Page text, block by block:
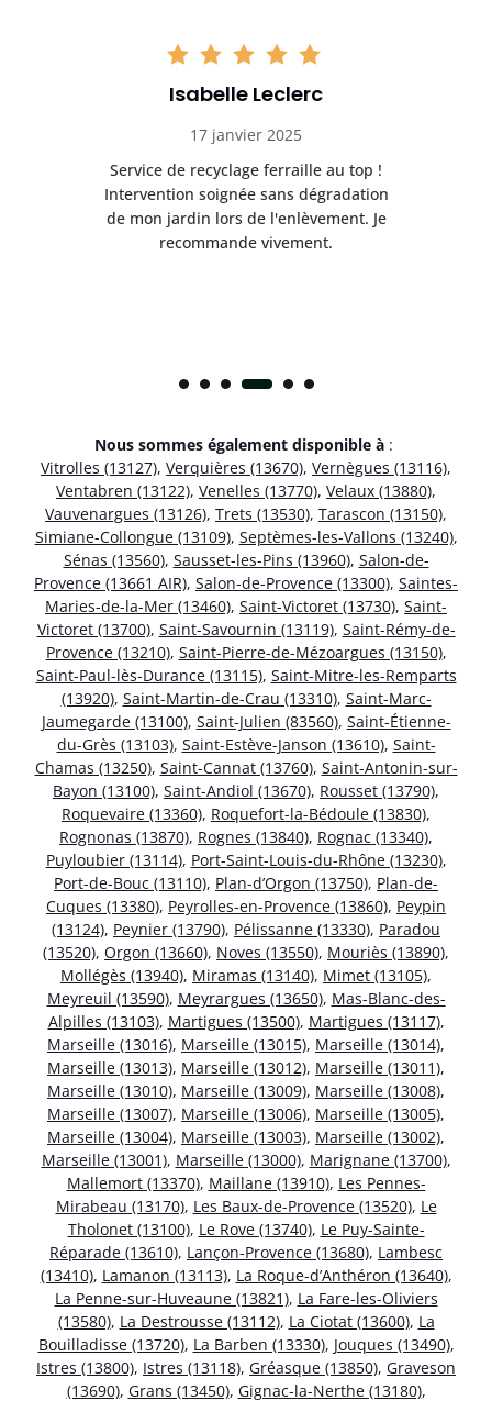
Isabelle Leclerc
17 janvier 2025
Service de recyclage ferraille au top !
Intervention soignée sans dégradation
de mon jardin lors de l'enlèvement. Je
recommande vivement.
Nous sommes également disponible à :
Vitrolles (13127), Verquières (13670), Vernègues (13116),
Ventabren (13122), Venelles (13770), Velaux (13880),
Vauvenargues (13126), Trets (13530), Tarascon (13150),
Simiane-Collongue (13109), Septèmes-les-Vallons (13240),
Sénas (13560), Sausset-les-Pins (13960), Salon-de-
Provence (13661 AIR), Salon-de-Provence (13300), Saintes-
Maries-de-la-Mer (13460), Saint-Victoret (13730), Saint-
Victoret (13700), Saint-Savournin (13119), Saint-Rémy-de-
Provence (13210), Saint-Pierre-de-Mézoargues (13150),
Saint-Paul-lès-Durance (13115), Saint-Mitre-les-Remparts
(13920), Saint-Martin-de-Crau (13310), Saint-Marc-
Jaumegarde (13100), Saint-Julien (83560), Saint-Étienne-
du-Grès (13103), Saint-Estève-Janson (13610), Saint-
Chamas (13250), Saint-Cannat (13760), Saint-Antonin-sur-
Bayon (13100), Saint-Andiol (13670), Rousset (13790),
Roquevaire (13360), Roquefort-la-Bédoule (13830),
Rognonas (13870), Rognes (13840), Rognac (13340),
Puyloubier (13114), Port-Saint-Louis-du-Rhône (13230),
Port-de-Bouc (13110), Plan-d’Orgon (13750), Plan-de-
Cuques (13380), Peyrolles-en-Provence (13860), Peypin
(13124), Peynier (13790), Pélissanne (13330), Paradou
(13520), Orgon (13660), Noves (13550), Mouriès (13890),
Mollégès (13940), Miramas (13140), Mimet (13105),
Meyreuil (13590), Meyrargues (13650), Mas-Blanc-des-
Alpilles (13103), Martigues (13500), Martigues (13117),
Marseille (13016), Marseille (13015), Marseille (13014),
Marseille (13013), Marseille (13012), Marseille (13011),
Marseille (13010), Marseille (13009), Marseille (13008),
Marseille (13007), Marseille (13006), Marseille (13005),
Marseille (13004), Marseille (13003), Marseille (13002),
Marseille (13001), Marseille (13000), Marignane (13700),
Mallemort (13370), Maillane (13910), Les Pennes-
Mirabeau (13170), Les Baux-de-Provence (13520), Le
Tholonet (13100), Le Rove (13740), Le Puy-Sainte-
Réparade (13610), Lançon-Provence (13680), Lambesc
(13410), Lamanon (13113), La Roque-d’Anthéron (13640),
La Penne-sur-Huveaune (13821), La Fare-les-Oliviers
(13580), La Destrousse (13112), La Ciotat (13600), La
Bouilladisse (13720), La Barben (13330), Jouques (13490),
Istres (13800), Istres (13118), Gréasque (13850), Graveson
(13690), Grans (13450), Gignac-la-Nerthe (13180),